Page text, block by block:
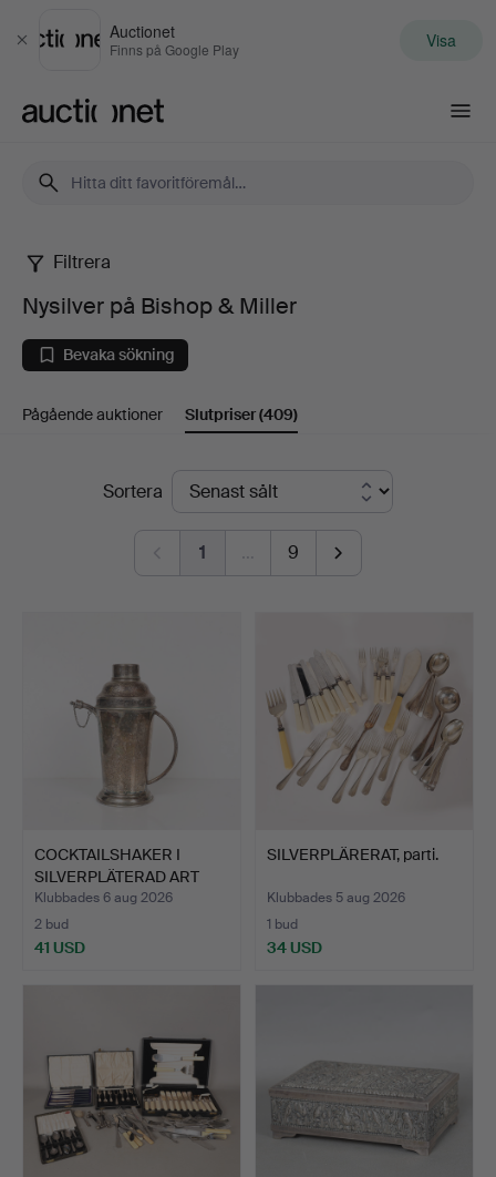
Stäng
Auctionet
Finns på Google Play Visa
Nysilver
på
Bishop
Filtrera
Nysilver på Bishop & Miller
Bevaka sökning
Pågående auktioner Slutpriser(409)
SlutpriserSortera
1 … 9
COCKTAILSHAKER I
SILVERPLÄTERAD ART
DÉCO.
Klubbades 6 aug 2026
2 bud
41 USD
SILVERPLÄRERAT, parti.
Klubbades 5 aug 2026
1 bud
34 USD